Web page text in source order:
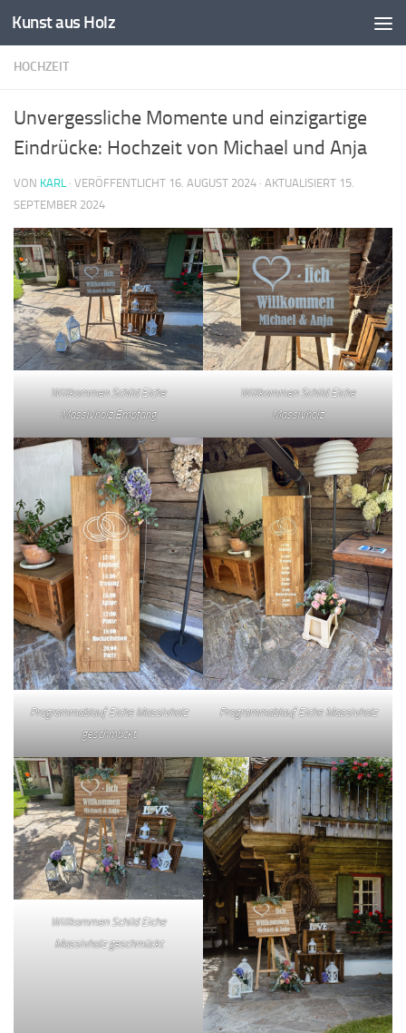
Zum Inhalt springen
Kunst aus Holz
HOCHZEIT
Unvergessliche Momente und einzigartige
Eindrücke: Hochzeit von Michael und Anja
VON KARL · VERÖFFENTLICHT 16. AUGUST 2024 · AKTUALISIERT 15.
SEPTEMBER 2024
Willkommen Schild Eiche
Massivholz Empfang
Willkommen Schild Eiche
Massivholz
Programmablauf Eiche Massivholz
geschmückt
Programmablauf Eiche Massivholz
Willkommen Schild Eiche
Massivholz geschmückt